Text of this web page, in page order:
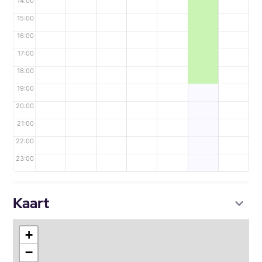
15:00
16:00
17:00
18:00
19:00
20:00
21:00
22:00
23:00
Kaart
+
−